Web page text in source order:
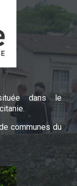
dans le
communes du